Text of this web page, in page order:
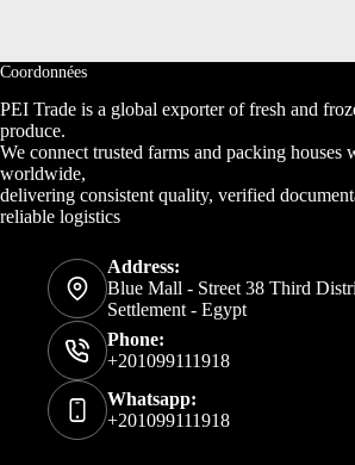
Coordonnées
PEI Trade is a global exporter of fresh and
produce.
We connect trusted farms and packing houses
worldwide,
delivering consistent quality, verified
reliable logistics
Address:
Blue Mall - Street 38 Third
Settlement - Egypt
Phone:
+201099111918
Whatsapp:
+201099111918